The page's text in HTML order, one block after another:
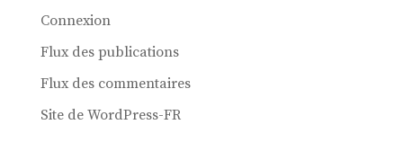
Connexion
Flux des publications
Flux des commentaires
Site de WordPress-FR